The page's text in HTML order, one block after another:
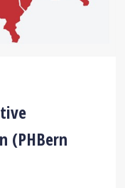
(PHBern